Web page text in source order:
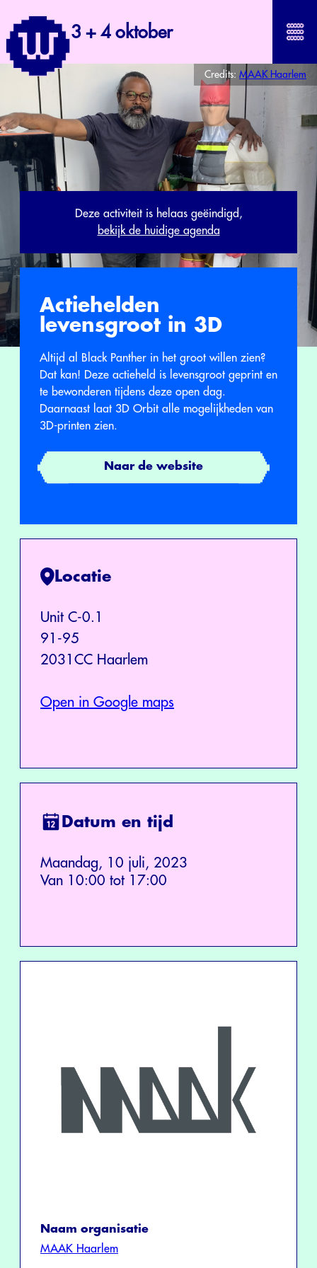
3 + 4 oktober
Credits: MAAK Haarlem
Deze activiteit is helaas geëindigd,
bekijk de huidige agenda
Actiehelden
levensgroot in 3D
Altijd al Black Panther in het groot willen zien?
Dat kan! Deze actieheld is levensgroot geprint en
te bewonderen tijdens deze open dag.
Daarnaast laat 3D Orbit alle mogelijkheden van
3D-printen zien.
Naar de website
Locatie
Unit C-0.1
91-95
2031CC Haarlem
Open in Google maps
Datum en tijd
Maandag, 10 juli, 2023
Van 10:00 tot 17:00
Naam organisatie
MAAK Haarlem